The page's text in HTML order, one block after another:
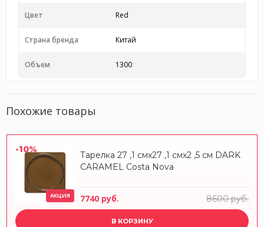
Цвет Red
Страна бренда Китай
Объем 1300
Похожие товары
-10%
АКЦИЯ
Тарелка 27 ,1 смx27 ,1 смx2 ,5 см DARK
CARAMEL Costa Nova
7740 руб. 8600 руб.
В КОРЗИНУ